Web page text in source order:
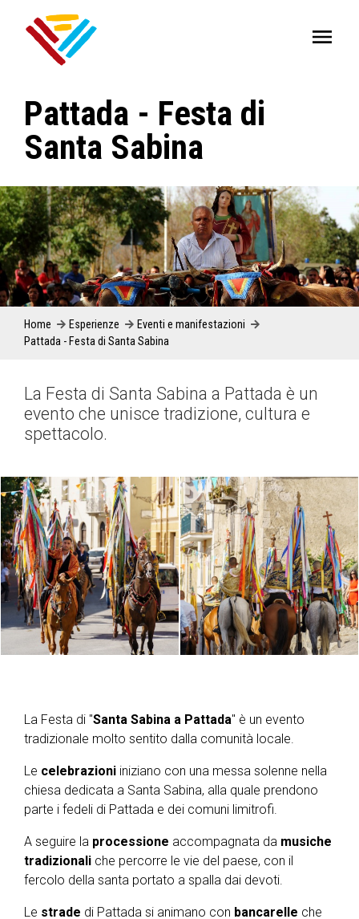
Pattada - Festa di
Santa Sabina
Home Esperienze
Eventi e manifestazioni
Pattada - Festa di Santa Sabina
La Festa di Santa Sabina a Pattada è un
evento che unisce tradizione, cultura e
spettacolo.
La Festa di "Santa Sabina a Pattada" è un evento
tradizionale molto sentito dalla comunità locale.
Le celebrazioni iniziano con una messa solenne nella
chiesa dedicata a Santa Sabina, alla quale prendono
parte i fedeli di Pattada e dei comuni limitrofi.
A seguire la processione accompagnata da musiche
tradizionali che percorre le vie del paese, con il
fercolo della santa portato a spalla dai devoti.
Le strade di Pattada si animano con bancarelle che